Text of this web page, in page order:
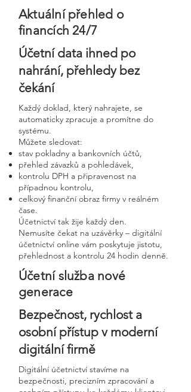
Aktuální přehled o
financích 24/7
Účetní data ihned po
nahrání, přehledy bez
čekání
Každý doklad, který nahrajete, se
automaticky zpracuje a promítne do
systému.
Můžete sledovat:
stav pokladny a bankovních účtů,
přehled závazků a pohledávek,
kontrolu DPH a připravenost na
případnou kontrolu,
celkový finanční obraz firmy v reálném
čase.
Účetnictví tak žije každý den.
Nemusíte čekat na uzávěrky – digitální
účetnictví online vám poskytuje jistotu,
přehlednost a kontrolu 24 hodin denně.
Účetní služba nové
generace
Bezpečnost, rychlost a
osobní přístup v moderní
digitální firmě
Digitální účetnictví stavíme na
bezpečnosti, precizním zpracování a